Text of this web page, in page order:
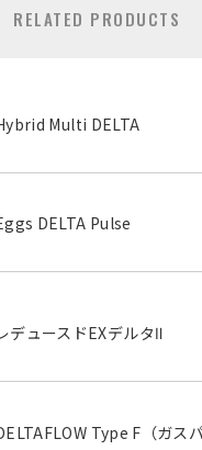
RELATED PRODUCTS
Multi DELTA
DELTA Pulse
デュースドEXデルタⅡ
Type F（ガス